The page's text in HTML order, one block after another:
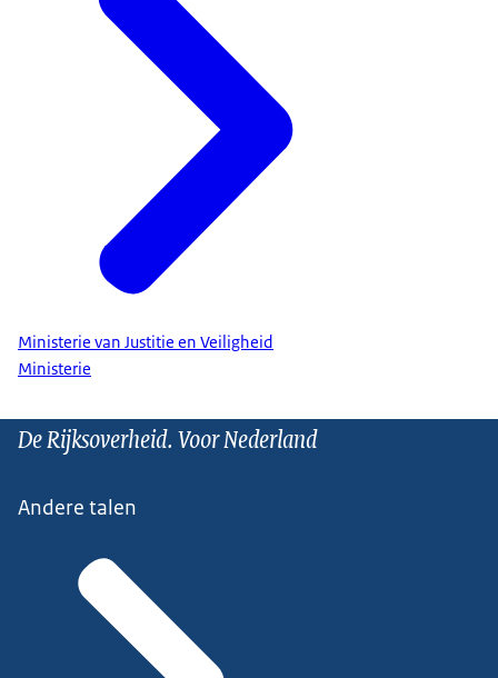
Ministerie van Justitie en Veiligheid
Ministerie
De Rijksoverheid. Voor Nederland
Andere talen